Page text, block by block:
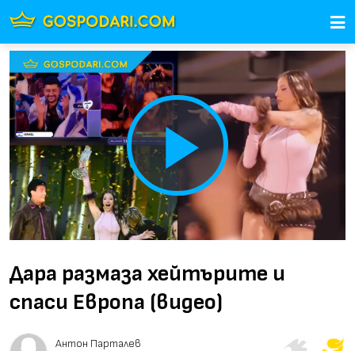
Play
Video
Дара размаза хейтърите и
спаси Европа (видео)
Антон Парталев